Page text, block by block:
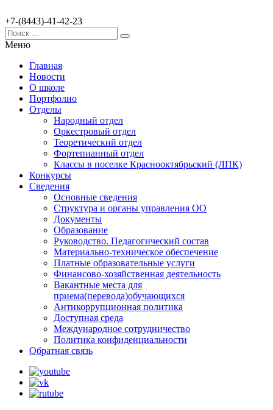
+7-(8443)-41-42-23
Меню
Главная
Новости
О школе
Портфолио
Отделы
Народный отдел
Оркестровый отдел
Теоретический отдел
Фортепианный отдел
Классы в поселке Краснооктябрьский (ЛПК)
Конкурсы
Сведения
Основные сведения
Структура и органы управления ОО
Документы
Образование
Руководство. Педагогический состав
Материально-техническое обеспечение
Платные образовательные услуги
Финансово-хозяйственная деятельность
Вакантные места для
приема(перевода)обучающихся
Антикоррупционная политика
Доступная среда
Международное сотрудничество
Политика конфиденциальности
Обратная связь